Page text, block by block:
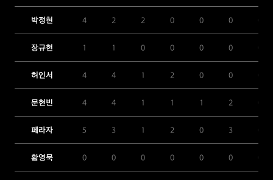
박정현 4 2 2 0 0 0 0
장규현 1 1 0 0 0 0 0
허인서 4 4 1 2 0 0 0
문현빈 4 4 1 1 1 2 0
페라자 5 3 1 2 0 3 0
황영묵 0 0 0 0 0 0 0